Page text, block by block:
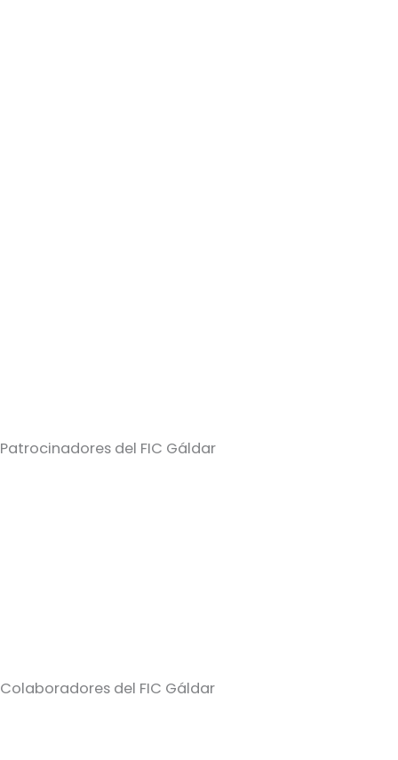
Patrocinadores del FIC Gáldar
Colaboradores del FIC Gáldar